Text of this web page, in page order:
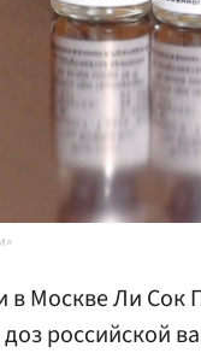
Москве Ли Сок
российской